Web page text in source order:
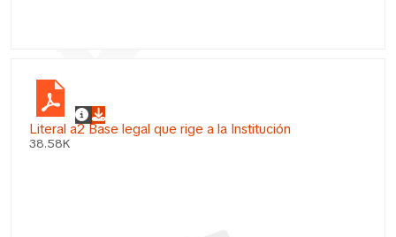
Literal a2 Base legal que rige a la Institución
38.58K